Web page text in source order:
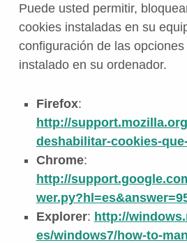
Puede usted permitir,
cookies instaladas en su
configuración de las
instalado en su ordenador.
Firefox:
http://
deshabilitar-cookies-
Chrome:
http://
Explorer: http://
es/windows7/how-to-